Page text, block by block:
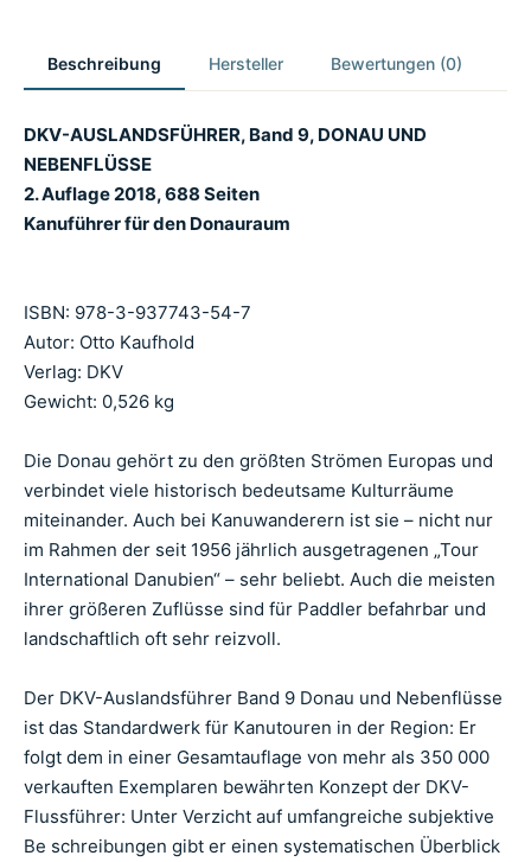
Beschreibung Hersteller Bewertungen (0)
DKV-AUSLANDSFÜHRER, Band 9, DONAU UND
NEBENFLÜSSE
2. Auflage 2018, 688 Seiten
Kanuführer für den Donauraum
ISBN: 978-3-937743-54-7
Autor: Otto Kaufhold
Verlag: DKV
Gewicht: 0,526 kg
Die Donau gehört zu den größten Strömen Europas und
verbindet viele historisch bedeutsame Kulturräume
miteinander. Auch bei Kanuwanderern ist sie – nicht nur
im Rahmen der seit 1956 jährlich ausgetragenen „Tour
International Danubien“ – sehr beliebt. Auch die meisten
ihrer größeren Zuflüsse sind für Paddler befahrbar und
landschaftlich oft sehr reizvoll.
Der DKV-Auslandsführer Band 9 Donau und Nebenflüsse
ist das Standardwerk für Kanutouren in der Region: Er
folgt dem in einer Gesamtauflage von mehr als 350 000
verkauften Exemplaren bewährten Konzept der DKV-
Flussführer: Unter Verzicht auf umfangreiche subjektive
Be schreibungen gibt er einen systematischen Überblick